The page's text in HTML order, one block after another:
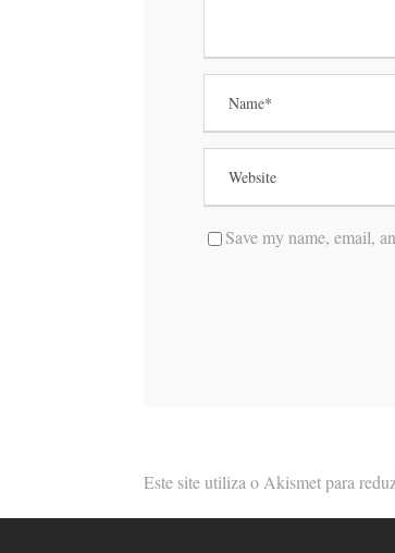
Save my name, email,
Este site utiliza o Akismet para